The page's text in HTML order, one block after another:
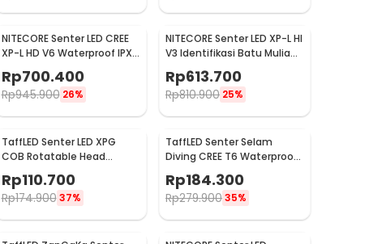
NITECORE Senter LED CREE
XP-L HD V6 Waterproof IPX8
Rp700.400
Rp945.900 26%
NITECORE Senter LED XP-L HI
V3 Identifikasi Batu Mulia
IPX8 500 Lumens - GEM8
Rp613.700
Rp810.900 25%
TaffLED Senter LED XPG
COB Rotatable Head
Lumens - 3189A
Rp110.700
Rp174.900 37%
TaffLED Senter Selam
Diving CREE T6 Waterproof
IP68 10000 Lumens - TG-
S151
Rp184.300
Rp279.90035%